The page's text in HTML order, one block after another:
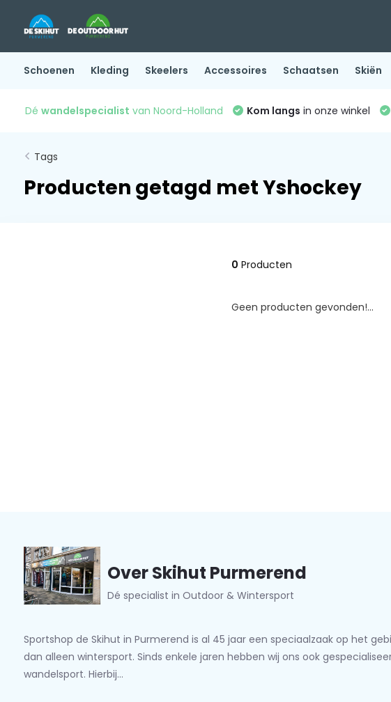
Schoenen Kleding Skeelers Accessoires Schaatsen Skiën
Dé wandelspecialist van Noord-Holland Kom langs in onze winkel
Tags
Producten getagd met Yshockey
0 Producten
Geen producten gevonden!...
Over Skihut Purmerend
Dé specialist in Outdoor & Wintersport
Sportshop de Skihut in Purmerend is al 45 jaar een speciaalzaak op het
dan alleen wintersport. Sinds enkele jaren hebben wij ons ook
wandelsport. Hierbij...